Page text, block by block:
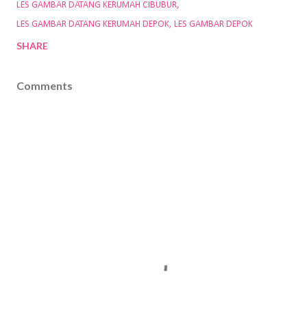
LES GAMBAR DATANG KERUMAH CIBUBUR
LES GAMBAR DATANG KERUMAH DEPOK LES GAMBAR DEPOK
SHARE
Comments